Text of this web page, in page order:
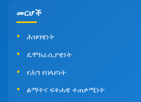
መርሆች
ሕዝባዊነት
ዴሞክራሲያዊነት
የሕግ የበላይነት
ልማትና ፍትሐዊ ተጠቃሚነት